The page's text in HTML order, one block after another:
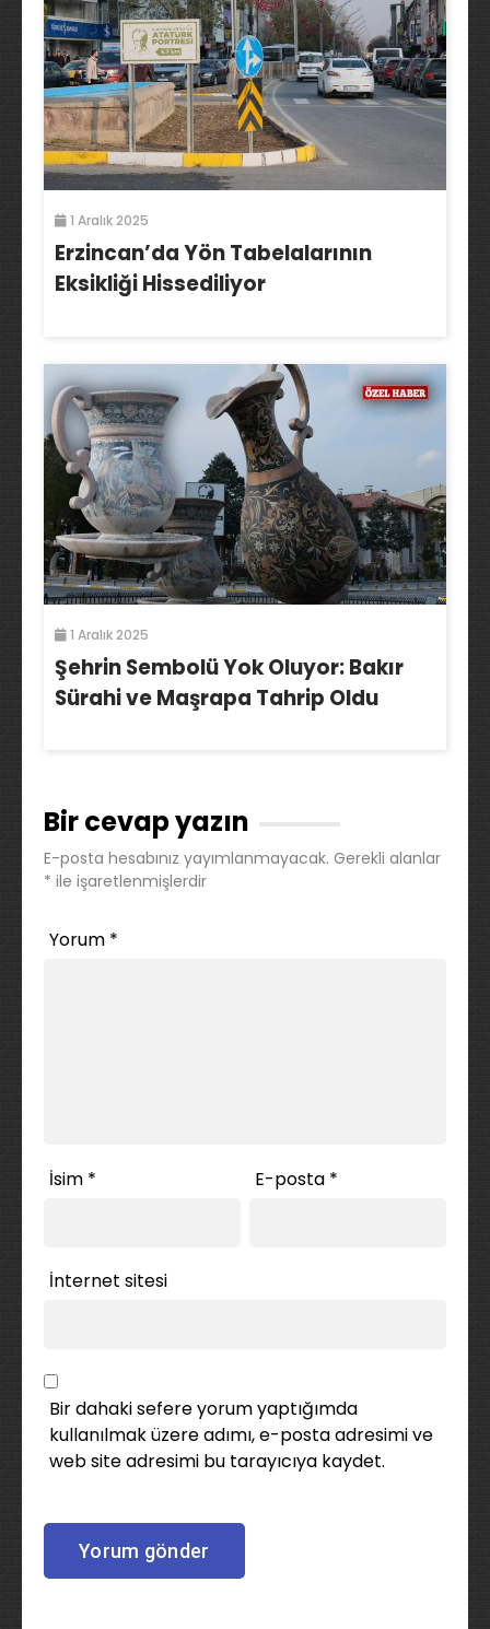
1 Aralık 2025
Erzincan’da Yön Tabelalarının
Eksikliği Hissediliyor
1 Aralık 2025
Şehrin Sembolü Yok Oluyor: Bakır
Sürahi ve Maşrapa Tahrip Oldu
Bir cevap yazın
E-posta hesabınız yayımlanmayacak. Gerekli alanlar
* ile işaretlenmişlerdir
Yorum *
İsim * E-posta *
İnternet sitesi
Bir dahaki sefere yorum yaptığımda
kullanılmak üzere adımı, e-posta adresimi ve
web site adresimi bu tarayıcıya kaydet.